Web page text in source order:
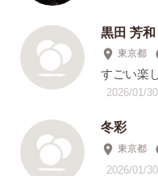
黒田 芳和
東京都
すごい楽
2026/01/
冬彩
東京都
2026/01/